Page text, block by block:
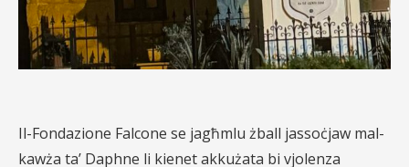
Il-Fondazione Falcone se jagħmlu żball jassoċjaw mal-
kawża ta’ Daphne li kienet akkużata bi vjolenza